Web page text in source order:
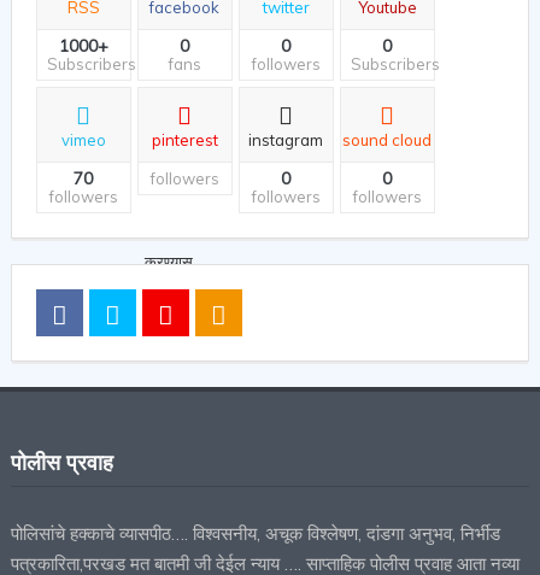
RSS
1000+
facebook
0
twitter
0
Youtube
0
vimeo
70
instagram
0
sound cloud
0
पोलिसांचे हक्काचे व्यासपीठ…. विश्वसनीय, अचूक विश्लेषण, दांडगा अनुभव, निर्भीड